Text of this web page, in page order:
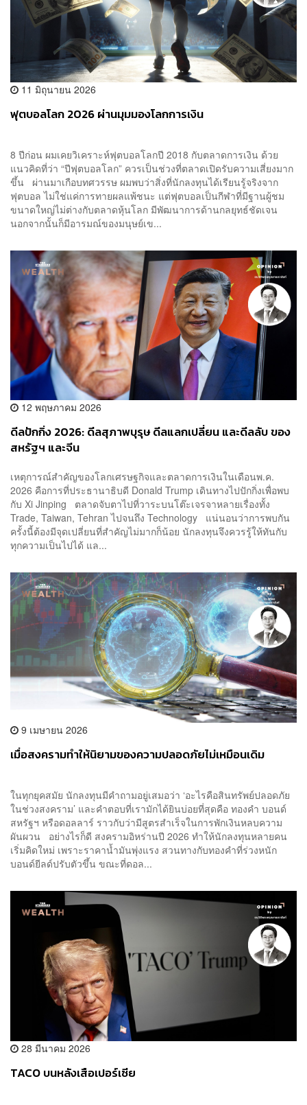
11 มิถุนายน 2026
ฟุตบอลโลก 2026 ผ่านมุมมองโลกการเงิน
8 ปีก่อน ผมเคยวิเคราะห์ฟุตบอลโลกปี 2018 กับตลาดการเงิน ด้วย
แนวคิดที่ว่า “ปีฟุตบอลโลก” ควรเป็นช่วงที่ตลาดเปิดรับความเสี่ยงมาก
ขึ้น ผ่านมาเกือบทศวรรษ ผมพบว่าสิ่งที่นักลงทุนได้เรียนรู้จริงจาก
ฟุตบอล ไม่ใช่แค่การทายผลแพ้ชนะ แต่ฟุตบอลเป็นกีฬาที่มีฐานผู้ชม
ขนาดใหญ่ไม่ต่างกับตลาดหุ้นโลก มีพัฒนาการด้านกลยุทธ์ชัดเจน
นอกจากนั้นก็มีอารมณ์ของมนุษย์เข...
12 พฤษภาคม 2026
ดีลปักกิ่ง 2026: ดีลสุภาพบุรุษ ดีลแลกเปลี่ยน และดีลลับ ของ
สหรัฐฯ และจีน
เหตุการณ์สำคัญของโลกเศรษฐกิจและตลาดการเงินในเดือนพ.ค.
2026 คือการที่ประธานาธิบดี Donald Trump เดินทางไปปักกิ่งเพื่อพบ
กับ Xi Jinping ตลาดจับตาไปที่วาระบนโต๊ะเจรจาหลายเรื่องทั้ง
Trade, Taiwan, Tehran ไปจนถึง Technology แน่นอนว่าการพบกัน
ครั้งนี้ต้องมีจุดเปลี่ยนที่สำคัญไม่มากก็น้อย นักลงทุนจึงควรรู้ให้ทันกับ
ทุกความเป็นไปได้ แล...
9 เมษายน 2026
เมื่อสงครามทำให้นิยามของความปลอดภัยไม่เหมือนเดิม
ในทุกยุคสมัย นักลงทุนมีคำถามอยู่เสมอว่า ‘อะไรคือสินทรัพย์ปลอดภัย
ในช่วงสงคราม’ และคำตอบที่เรามักได้ยินบ่อยที่สุดคือ ทองคำ บอนด์
สหรัฐฯ หรือดอลลาร์ ราวกับว่ามีสูตรสำเร็จในการพักเงินหลบความ
ผันผวน อย่างไรก็ดี สงครามอิหร่านปี 2026 ทำให้นักลงทุนหลายคน
เริ่มคิดใหม่ เพราะราคาน้ำมันพุ่งแรง สวนทางกับทองคำที่ร่วงหนัก
บอนด์ยีลด์ปรับตัวขึ้น ขณะที่ดอล...
28 มีนาคม 2026
TACO บนหลังเสือเปอร์เซีย